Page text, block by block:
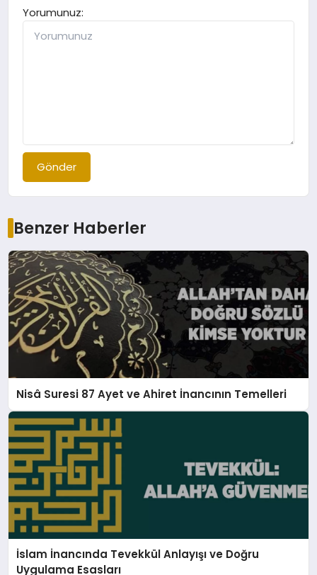
Yorumunuz:
Gönder
Benzer Haberler
Nisâ Suresi 87 Ayet ve Ahiret İnancının Temelleri
İslam İnancında Tevekkül Anlayışı ve Doğru
Uygulama Esasları